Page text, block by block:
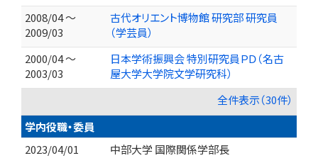
2008/04 ～
2009/03
古代オリエント博物館 研究部 研究員
（学芸員）
2000/04 ～
2003/03
日本学術振興会 特別研究員ＰＤ（名古
屋大学大学院文学研究科）
全件表示（30件）
学内役職・委員
2023/04/01
中部大学 国際関係学部長